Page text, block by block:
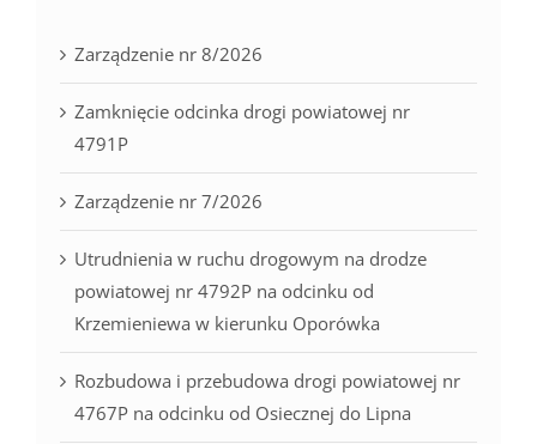
Zarządzenie nr 8/2026
Zamknięcie odcinka drogi powiatowej nr
4791P
Zarządzenie nr 7/2026
Utrudnienia w ruchu drogowym na drodze
powiatowej nr 4792P na odcinku od
Krzemieniewa w kierunku Oporówka
Rozbudowa i przebudowa drogi powiatowej nr
4767P na odcinku od Osiecznej do Lipna